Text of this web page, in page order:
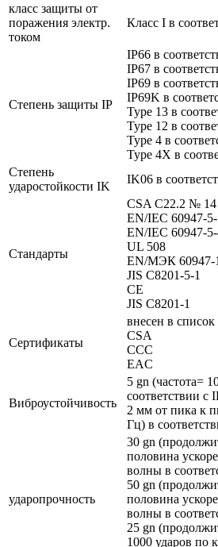
класс защиты от
поражения электр.
током
Класс I в
Степень защиты IP
IP66 в
IP67 в
IP69 в
IP69K в
Type 13 в
Type 12 в
Type 4 в
Type 4X в
Степень
ударостойкости IK
IK06 в
Стандарты
CSA C22.2 № 14
EN/IEC 60947-5-
EN/IEC 60947-
UL 508
EN/МЭК 60947-1
JIS C8201-5-1
CE
JIS C8201-1
Сертификаты
внесен в
CSA
CCC
EAC
Виброустойчивость
5 gn (частота=
соответствии с
2 мм от пика к
Гц) в
ударопрочность
30 gn
половина
волны в
50 gn
половина
волны в
25 gn
1000 ударов по